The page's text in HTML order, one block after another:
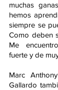
muchas
hemos
siempre se
Como deben
Me
fuerte y de
Marc
Gallardo